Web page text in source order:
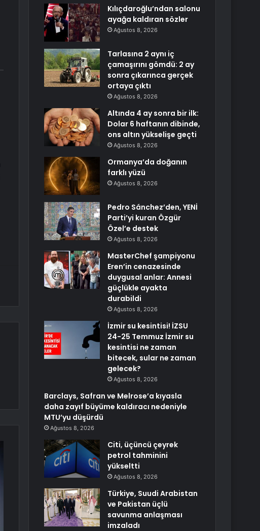
Kılıçdaroğlu’ndan salonu
ayağa kaldıran sözler
Ağustos 8, 2026
Tarlasına 2 aynı iç
çamaşırını gömdü: 2 ay
sonra çıkarınca gerçek
ortaya çıktı
Ağustos 8, 2026
Altında 4 ay sonra bir ilk:
Dolar 6 haftanın dibinde,
ons altın yükselişe geçti
Ağustos 8, 2026
Ormanya’da doğanın
farklı yüzü
Ağustos 8, 2026
Pedro Sánchez’den, YENİ
Parti’yi kuran Özgür
Özel’e destek
Ağustos 8, 2026
MasterChef şampiyonu
Eren’in cenazesinde
duygusal anlar: Annesi
güçlükle ayakta
durabildi
Ağustos 8, 2026
İzmir su kesintisi! İZSU
24-25 Temmuz İzmir su
kesintisi ne zaman
bitecek, sular ne zaman
gelecek?
Ağustos 8, 2026
Barclays, Safran ve Melrose’a kıyasla
daha zayıf büyüme kaldıracı nedeniyle
MTU’yu düşürdü
Ağustos 8, 2026
Citi, üçüncü çeyrek
petrol tahminini
yükseltti
Ağustos 8, 2026
Türkiye, Suudi Arabistan
ve Pakistan üçlü
savunma anlaşması
imzaladı